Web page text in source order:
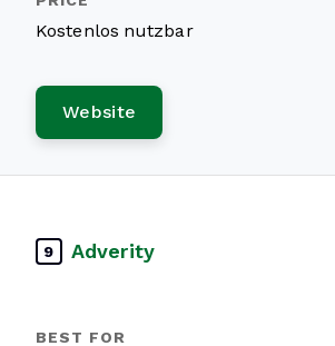
Kostenlos nutzbar
Website
9 Adverity